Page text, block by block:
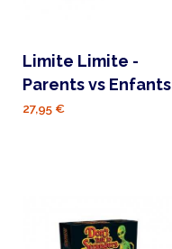
Limite Limite -
Parents vs Enfants
27,95 €